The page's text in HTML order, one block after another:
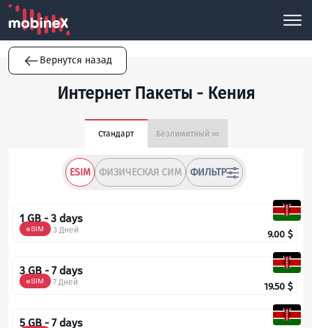
Вернутся назад
Интернет Пакеты - Кения
Стандарт Безлимитный ∞
ESIM ФИЗИЧЕСКАЯ СИМ ФИЛЬТР
1 GB - 3 days
eSIM 3 Дней 9.00 $
3 GB - 7 days
eSIM 7 Дней 19.50 $
5 GB - 7 days